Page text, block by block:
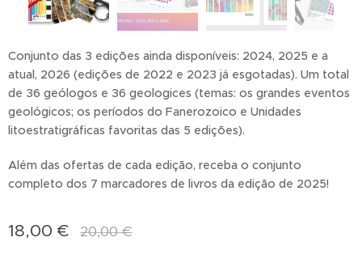
Conjunto das 3 edições ainda disponíveis: 2024, 2025 e a
atual, 2026 (edições de 2022 e 2023 já esgotadas). Um total
de 36 geólogos e 36 geologices (temas: os grandes eventos
geológicos; os períodos do Fanerozoico e Unidades
litoestratigráficas favoritas das 5 edições).
Além das ofertas de cada edição, receba o conjunto
completo dos 7 marcadores de livros da edição de 2025!
18,00 € 20,00€